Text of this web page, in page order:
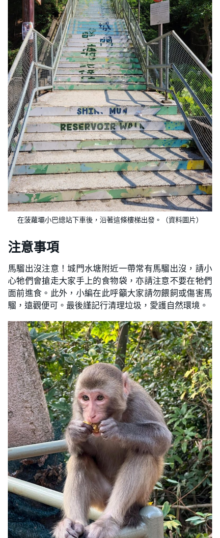
在菠蘿壩小巴總站下車後，沿著這條樓梯出發。（資料圖片）
注意事項
馬騮出沒注意！城門水塘附近一帶常有馬騮出沒，請小
心牠們會搶走大家手上的食物袋，亦請注意不要在牠們
面前進食。此外，小編在此呼籲大家請勿餵飼或傷害馬
騮，遠觀便可。最後謹記行清理垃圾，愛護自然環境。